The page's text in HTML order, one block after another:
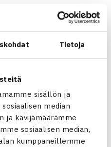
Tietoja
sisällön ja
median
ja kävijämäärämme
sosiaalisen median,
kumppaneillemme
asia jatkaa
kumppanin, ST1:n,
parantaa nuorten
toteaa Tennisliiton